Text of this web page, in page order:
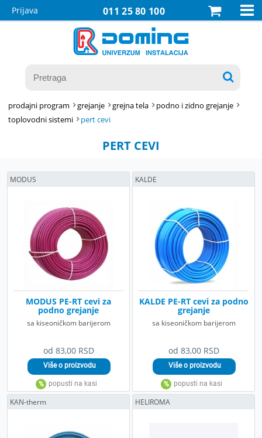
011 25 80 100
Prijava 

prodajni program grejanje grejna tela
podno i zidno grejanje
toplovodni sistemi
pert cevi
PERT CEVI
od 83,00 RSD
MODUS PE-RT cevi za
podno grejanje
sa kiseoničkom barijerom
MODUS
od 83,00 RSD
KALDE PE-RT cevi za podno
grejanje
sa kiseoničkom barijerom
KALDE
KAN-therm HELIROMA